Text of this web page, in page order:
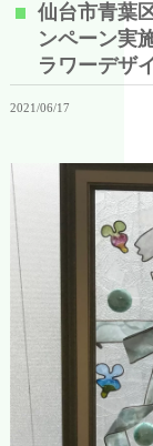
仙台市青葉
ンペーン実
ラワーデザ
2021/06/17